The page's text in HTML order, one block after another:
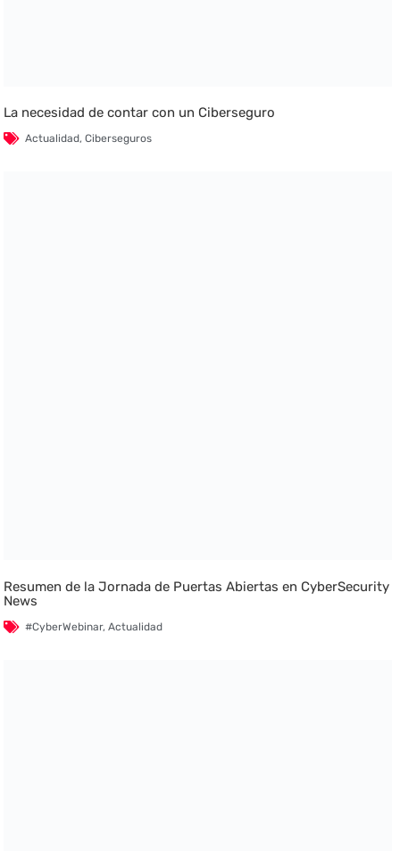
La necesidad de contar con un Ciberseguro
Actualidad,Ciberseguros
Resumen de la Jornada de Puertas Abiertas en CyberSecurity
News
#CyberWebinar,Actualidad